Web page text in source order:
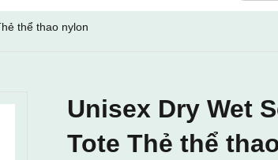
thể thao nylon
Unisex Dry Wet
Tote Thẻ thể